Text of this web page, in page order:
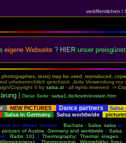
veröffentlichen /
eigene Webseite ? HIER unser
texts) may be used, reproduced,
urheberrechtlich geschützt. Jede Verwendung
Copyright © by salsa.at - all rights reserved. ->
| Diese Seite: salsa1.de/koeln/exstein.htm
NEW PICTURES Dance partners
Salsa
Salsa in Germany Salsa worldwide
auf diesen Servern: Bachata | Salsa:salsa .at
of Austria, Germany and worldwide |Salsa
Radio 101 |Thermography: Thermal images/
| Thermographie: Wärmebilder Ihres